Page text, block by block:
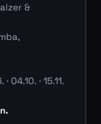
&
04.10. · 15.11.